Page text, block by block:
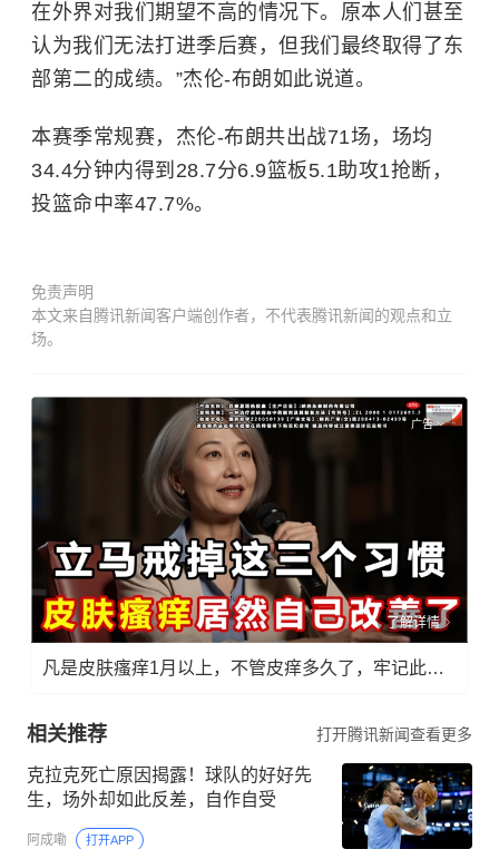
在外界对我们期望不高的情况下。原本人们甚至
认为我们无法打进季后赛，但我们最终取得了东
部第二的成绩。”杰伦-布朗如此说道。
本赛季常规赛，杰伦-布朗共出战71场，场均
34.4分钟内得到28.7分6.9篮板5.1助攻1抢断，
投篮命中率47.7%。
免责声明
本文来自腾讯新闻客户端创作者，不代表腾讯新闻的观点和立
场。
广告
了解详情
凡是皮肤瘙痒1月以上，不管皮痒多久了，牢记此法，快！准！狠！
相关推荐 打开腾讯新闻查看更多
克拉克死亡原因揭露！球队的好好先
生，场外却如此反差，自作自受
阿成嘞 打开APP